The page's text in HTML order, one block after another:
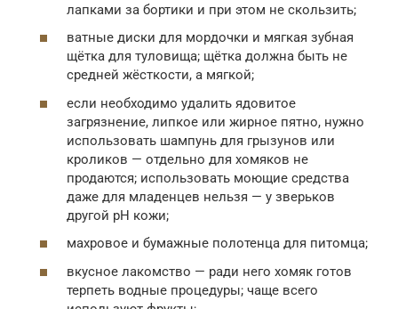
лапками за бортики и при этом не скользить;
ватные диски для мордочки и мягкая зубная
щётка для туловища; щётка должна быть не
средней жёсткости, а мягкой;
если необходимо удалить ядовитое
загрязнение, липкое или жирное пятно, нужно
использовать шампунь для грызунов или
кроликов — отдельно для хомяков не
продаются; использовать моющие средства
даже для младенцев нельзя — у зверьков
другой pH кожи;
махровое и бумажные полотенца для питомца;
вкусное лакомство — ради него хомяк готов
терпеть водные процедуры; чаще всего